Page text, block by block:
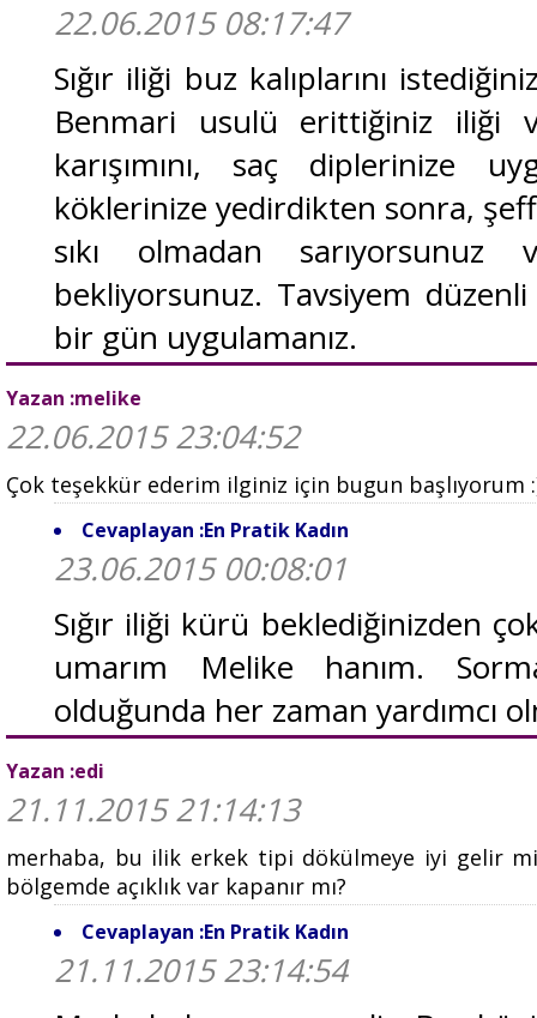
22.06.2015 08:17:47
Sığır iliği buz kalıplarını
Benmari usulü erittiğiniz iliği
karışımını, saç diplerinize
köklerinize yedirdikten sonra,
sıkı olmadan
bekliyorsunuz. Tavsiyem
bir gün uygulamanız.
Yazan :melike
22.06.2015 23:04:52
Çok teşekkür ederim ilginiz için bugun başlıyorum
Cevaplayan :En Pratik Kadın
23.06.2015 00:08:01
Sığır iliği kürü beklediğinizden
umarım Melike hanım.
olduğunda her zaman yardımcı
Yazan :edi
21.11.2015 21:14:13
merhaba, bu ilik erkek tipi dökülmeye iyi gelir
bölgemde açıklık var kapanır mı?
Cevaplayan :En Pratik Kadın
21.11.2015 23:14:54